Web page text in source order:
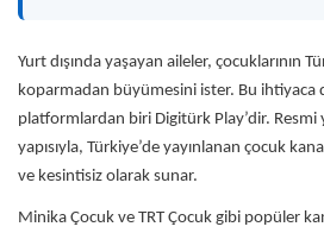
Yurt dışında yaşayan aileler, çocuklarının
koparmadan büyümesini ister. Bu ihtiyaca
platformlardan biri Digitürk Play’dir. Resmi
yapısıyla, Türkiye’de yayınlanan çocuk
ve kesintisiz olarak sunar.
Minika Çocuk ve TRT Çocuk gibi popüler